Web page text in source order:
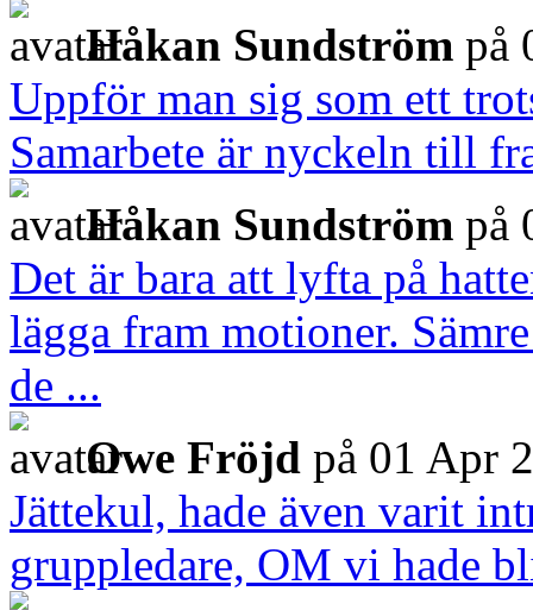
Håkan Sundström på
Uppför man sig som ett
Samarbete är nyckeln till
Håkan Sundström på
Det är bara att lyfta på
lägga fram motioner.
de ...
Owe Fröjd på 01 Apr
Jättekul, hade även varit
gruppledare, OM vi hade